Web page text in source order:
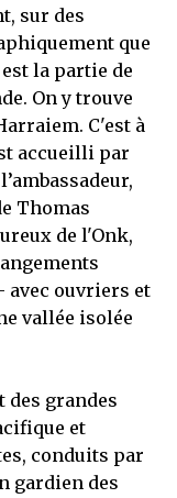
sur des
que
la partie de
On y trouve
C'est à
accueilli par
Thomas
de l'Onk,
avec ouvriers et
vallée isolée
des grandes
et
conduits par
gardien des